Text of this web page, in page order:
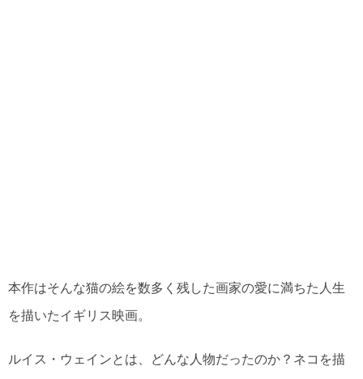
本作はそんな猫の絵を数多く残した画家の愛に満ちた人生
を描いたイギリス映画。
ルイス・ウェインとは、どんな人物だったのか？ネコを描